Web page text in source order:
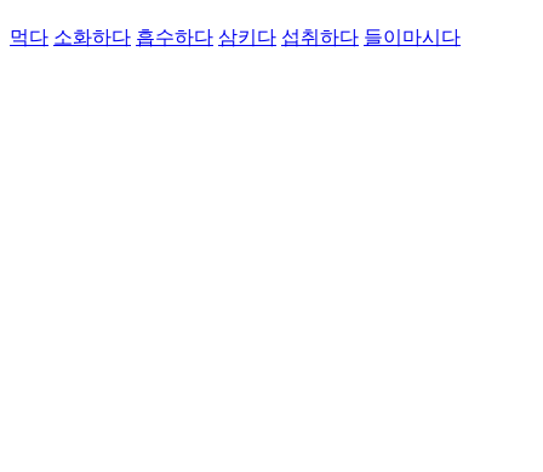
먹다 소화하다 흡수하다 삼키다 섭취하다 들이마시다